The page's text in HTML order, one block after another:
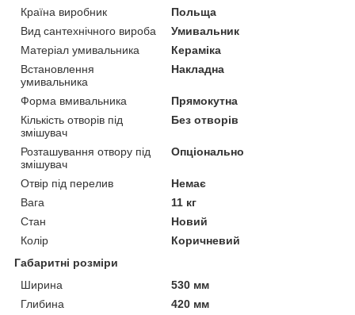
Країна виробник
Польща
Вид сантехнічного вироба
Умивальник
Матеріал умивальника
Кераміка
Встановлення
умивальника
Накладна
Форма вмивальника
Прямокутна
Кількість отворів під
змішувач
Без отворів
Розташування отвору під
змішувач
Опціонально
Отвір під перелив
Немає
Вага
11 кг
Стан
Новий
Колір
Коричневий
Габаритні розміри
Ширина
530 мм
Глибина
420 мм